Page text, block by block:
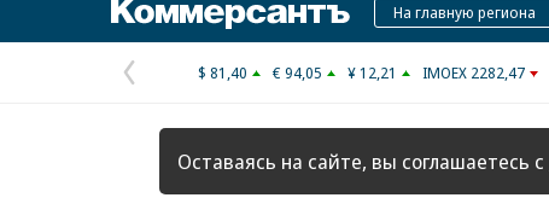
КоммерсантъНа главную региона
Предыдущая
страница
$ 81,40 € 94,05 ¥ 12,21 IMOEX 2282,47
Оставаясь на сайте, вы соглашаетесь с